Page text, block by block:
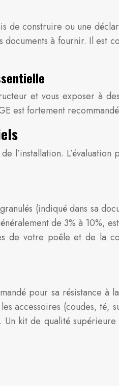
construire ou une
à fournir. Il est
et vous exposer à
est fortement
(indiqué dans sa
de 3% à 10%,
de votre poêle et de la
pour sa résistance
accessoires (coudes,
kit de qualité